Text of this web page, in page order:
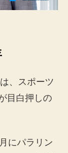
、スポーツ
目白押しの
にパラリン